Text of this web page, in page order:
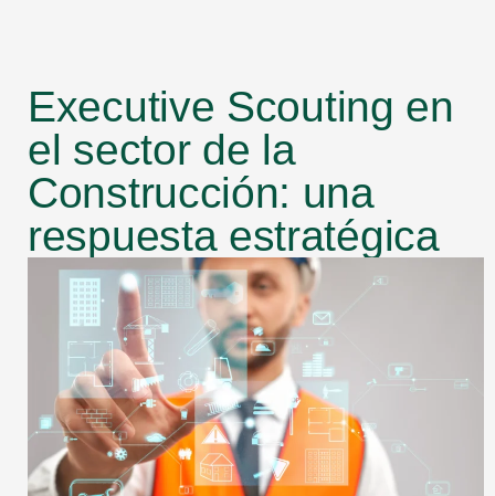
Executive Scouting en
el sector de la
Construcción: una
respuesta estratégica